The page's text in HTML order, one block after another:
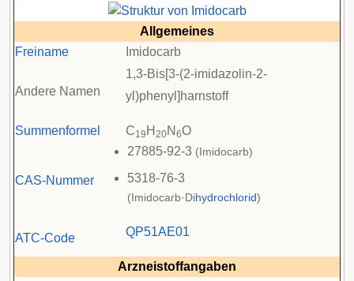
Allgemeines
Freiname
Imidocarb
Andere Namen
1,3-Bis[3-(2-imidazolin-2-
yl)phenyl]harnstoff
Summenformel C19 H 20N 6O
CAS-Nummer
27885-92-3 (Imidocarb)
5318-76-3
(Imidocarb·Dihydrochlorid)
ATC-Code QP51AE01
Arzneistoffangaben